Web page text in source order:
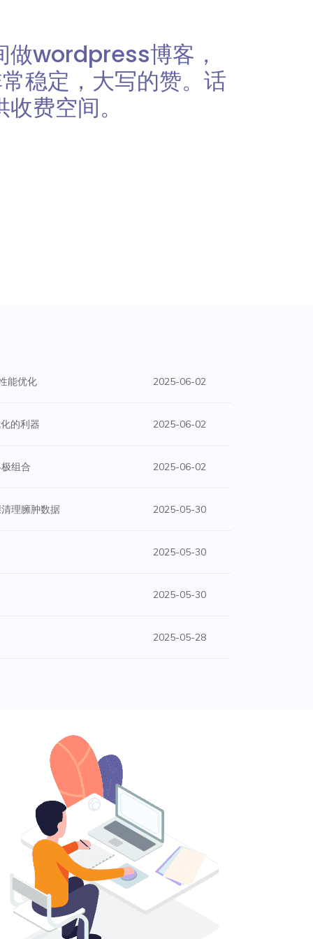
做wordpress博客，
稳定，大写的赞。话
费空间。
能优化 2025-06-02
的利器 2025-06-02
组合 2025-06-02
理臃肿数据 2025-05-30
2025-05-30
2025-05-30
2025-05-28
让你从一开始就可以无忧起航。无论你
一个小小的蛋壳，逐渐孵化成翱翔的雄
们强大的技术团队，将是你最坚实的后
个独一无二的网站，让你的梦想从蛋壳
华，还是分享商业理念，主机蛋都将陪